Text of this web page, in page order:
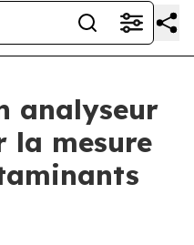
analyseur
la mesure